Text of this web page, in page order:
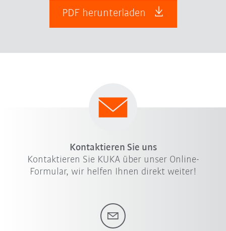
PDF herunterladen
Kontaktieren Sie uns
Kontaktieren Sie KUKA über unser Online-
Formular, wir helfen Ihnen direkt weiter!